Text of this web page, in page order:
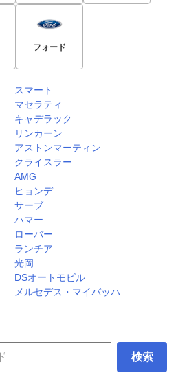
フォード
スマート
マセラティ
キャデラック
リンカーン
アストンマーティン
クライスラー
AMG
ヒョンデ
サーブ
ハマー
ローバー
ランチア
光岡
DSオートモビル
メルセデス・マイバッハ
検索